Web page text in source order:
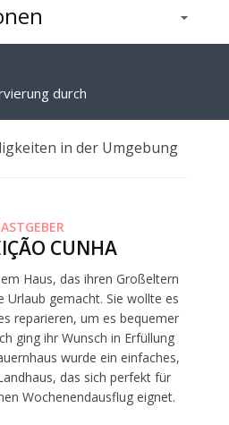
durch
in der Umgebung
CUNHA
Haus, das ihren Großeltern
Urlaub gemacht. Sie wollte es
reparieren, um es bequemer
ging ihr Wunsch in Erfüllung
wurde ein einfaches,
das sich perfekt für
Wochenendausflug eignet.